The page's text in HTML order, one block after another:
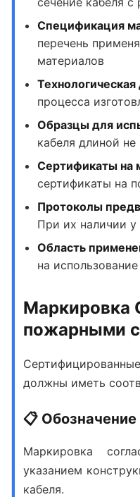
Спецификация
перечень
материалов
процесса
Образцы для
кабеля длиной
Сертификаты на
сертификаты на
Протоколы
При их наличии у
Область
на
Маркировка
пожарными
должны иметь
📋 Обозначение
Маркировка
указанием
кабеля.